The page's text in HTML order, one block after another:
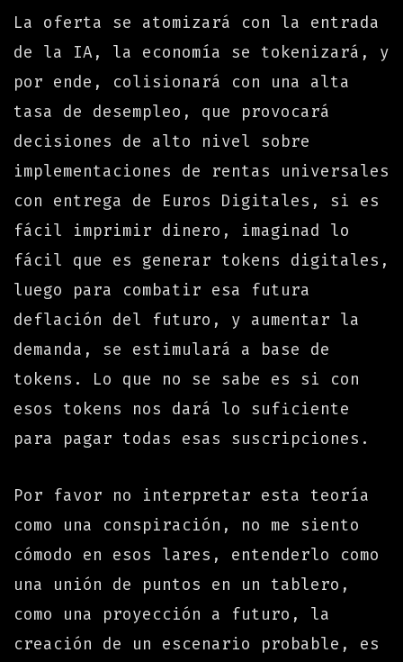
La oferta se atomizará con la entrada
de la IA, la economía se tokenizará, y
por ende, colisionará con una alta
tasa de desempleo, que provocará
decisiones de alto nivel sobre
implementaciones de rentas universales
con entrega de Euros Digitales, si es
fácil imprimir dinero, imaginad lo
fácil que es generar tokens digitales,
luego para combatir esa futura
deflación del futuro, y aumentar la
demanda, se estimulará a base de
tokens. Lo que no se sabe es si con
esos tokens nos dará lo suficiente
para pagar todas esas suscripciones.
Por favor no interpretar esta teoría
como una conspiración, no me siento
cómodo en esos lares, entenderlo como
una unión de puntos en un tablero,
como una proyección a futuro, la
creación de un escenario probable, es